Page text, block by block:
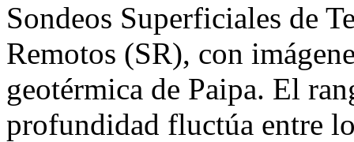
Sondeos Superficiales de
Remotos (SR), con
geotérmica de Paipa. El
profundidad fluctúa entre